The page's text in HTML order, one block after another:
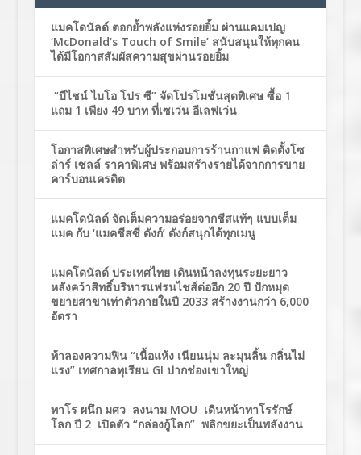
แมคโดนัลด์ ตอกย้ำพลังแห่งรอยยิ้ม ผ่านแคมเปญ
‘McDonald’s Touch of Smile’ สนับสนุนให้ทุกคน
ได้มีโอกาสสัมผัสความสุขผ่านรอยยิ้ม
“บีไชน์ ไบโอ โปร ซี” จัดโปรโมชั่นสุดพิเศษ ซื้อ 1
แถม 1 เพียง 49 บาท ที่เซเว่น อีเลฟเว่น
โอกาสพิเศษสำหรับผู้ประกอบการร้านกาแฟ ติดตั้งโซ
ล่าร์ เซลล์ ราคาพิเศษ พร้อมสร้างรายได้จากการขาย
คาร์บอนเครดิต
แมคโดนัลด์ จัดเต็มความอร่อยจากชีสแท้ๆ แบบเต็ม
แมค กับ ‘แมคชีสซี่ ดังก์’ ดังก์สนุกได้ทุกเมนู
แมคโดนัลด์ ประเทศไทย เดินหน้าลงทุนระยะยาว
หลังคว้าสิทธิ์บริหารแฟรนไชส์ต่ออีก 20 ปี ปักหมุด
ขยายสาขาเท่าตัวภายในปี 2033 สร้างงานกว่า 6,000
อัตรา
ท้าลองความฟิน “เนื้อแห้ง เนียนนุ่ม ละมุนลิ้น กลิ่นไม่
แรง” เทศกาลทุเรียน GI ปากช่องเขาใหญ่
ทาโร ผนึก มศว ลงนาม MOU เดินหน้าทาโรรักษ์
โลก ปี 2 เปิดตัว “กล่องกู้โลก” พลิกขยะเป็นพลังงาน